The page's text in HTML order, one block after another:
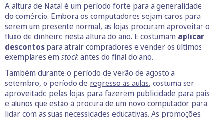
A altura de Natal é um período forte para a generalidade
do comércio. Embora os computadores sejam caros para
serem um presente normal, as lojas procuram aproveitar o
fluxo de dinheiro nesta altura do ano. E costumam aplicar
descontos para atrair compradores e vender os últimos
exemplares em stockantes do final do ano.
Também durante o período de verão de agosto a
setembro, o período de regresso às aulas, costuma ser
aproveitado pelas lojas para fazerem publicidade para pais
e alunos que estão à procura de um novo computador para
lidar com as suas necessidades educativas. As promoções